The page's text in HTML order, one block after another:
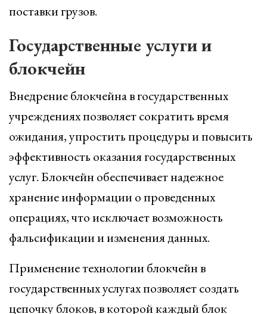
поставки грузов.
Государственные услуги и
блокчейн
Внедрение блокчейна в государственных
учреждениях позволяет сократить время
ожидания, упростить процедуры и повысить
эффективность оказания государственных
услуг. Блокчейн обеспечивает надежное
хранение информации о проведенных
операциях, что исключает возможность
фальсификации и изменения данных.
Применение технологии блокчейн в
государственных услугах позволяет создать
цепочку блоков, в которой каждый блок